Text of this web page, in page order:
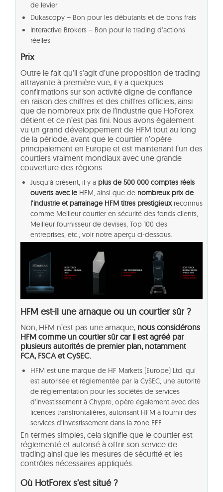
de levier
Dukascopy – Bon pour les débutants et de bons frais
Interactive Brokers – Bon pour le trading d’actions
réelles
Prix
Outre le fait qu’il s’agit d’une proposition de trading
attrayante à première vue, il y a quelques
confirmations sur son activité digne de confiance
en raison des chiffres et des chiffres officiels, ainsi
que de nombreux prix de l’industrie que HoForex
détient et ce n’est pas fini. Nous avons également
vu un grand développement de HFM tout au long
de la période, avant que le courtier n’opère
principalement en Europe et est maintenant l’un des
courtiers vraiment mondiaux avec une grande
couverture des régions.
Jusqu’à présent, il y a plus de 500 000 comptes réels
ouverts avec le HFM, ainsi que de nombreux prix de
l’industrie et parrainage HFM titres prestigieux reconnus
comme Meilleur courtier en sécurité des fonds clients,
Meilleur fournisseur de devises, Top 100 des
entreprises, etc., voir notre aperçu ci-dessous.
HFM est-il une arnaque ou un courtier sûr ?
Non, HFM n’est pas une arnaque, nous considérons
HFM comme un courtier sûr car il est agréé par
plusieurs autorités de premier plan, notamment
FCA, FSCA et CySEC.
HFM est une marque de HF Markets (Europe) Ltd. qui
est autorisée et réglementée par la CySEC, une autorité
de réglementation pour les sociétés de services
d’investissement à Chypre, opère également avec des
licences transfrontalières, autorisant HFM à fournir des
services d’investissement dans la zone EEE.
En termes simples, cela signifie que le courtier est
réglementé et autorisé à offrir son service de
trading ainsi que les mesures de sécurité et les
contrôles nécessaires appliqués.
Où HotForex s’est situé ?